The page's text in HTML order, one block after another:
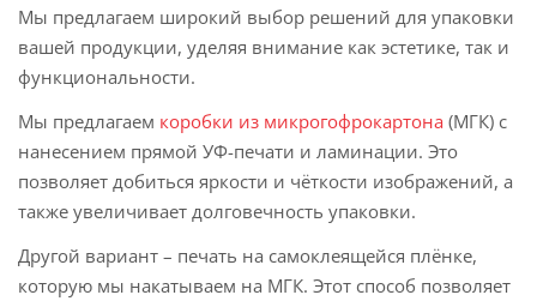
Мы предлагаем широкий выбор решений для упаковки
вашей продукции, уделяя внимание как эстетике, так и
функциональности.
Мы предлагаем коробки из микрогофрокартона (МГК) с
нанесением прямой УФ-печати и ламинации. Это
позволяет добиться яркости и чёткости изображений, а
также увеличивает долговечность упаковки.
Другой вариант – печать на самоклеящейся плёнке,
которую мы накатываем на МГК. Этот способ позволяет